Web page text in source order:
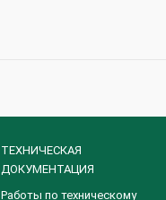
ТЕХНИЧЕСКАЯ
ДОКУМЕНТАЦИЯ
Работы по техническому